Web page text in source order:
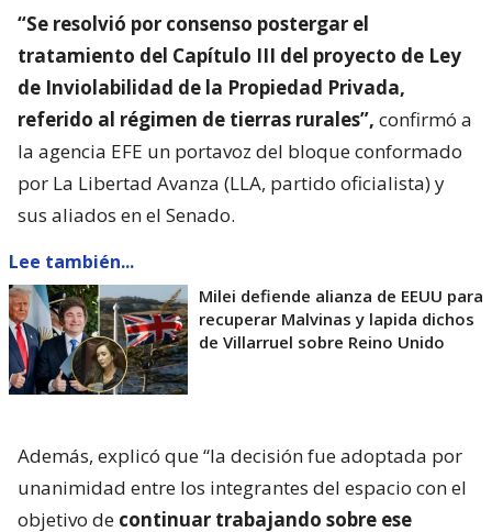
“Se resolvió por consenso postergar el
tratamiento del Capítulo III del proyecto de Ley
de Inviolabilidad de la Propiedad Privada,
referido al régimen de tierras rurales”, confirmó a
la agencia EFE un portavoz del bloque conformado
por La Libertad Avanza (LLA, partido oficialista) y
sus aliados en el Senado.
Lee también...
Milei defiende alianza de EEUU para
recuperar Malvinas y lapida dichos
de Villarruel sobre Reino Unido
Además, explicó que “la decisión fue adoptada por
unanimidad entre los integrantes del espacio con el
objetivo de continuar trabajando sobre ese